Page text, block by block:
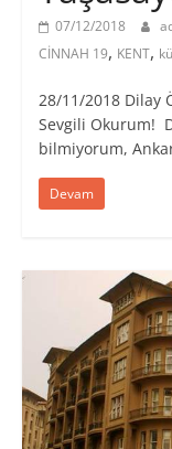
07/12/2018
CİNNAH 19, KENT,
28/11/2018 Dilay
Sevgili Okurum!
bilmiyorum,
Devam